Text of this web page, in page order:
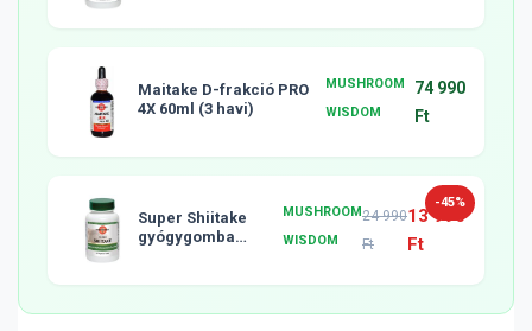
Maitake D-frakció PRO
4X 60ml (3 havi)
MUSHROOM
WISDOM
74 990
Ft
-45%
Super Shiitake
gyógygomba
MUSHROOM
WISDOM
24 990
Ft
13 990
Ft